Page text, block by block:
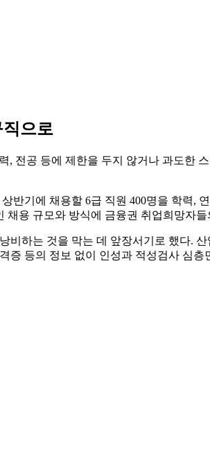
직으로
, 전공 등에 제한을 두지 않거나 과도한
반기에 채용할 6급 직원 400명을 학력,
용 규모와 방식에 금융권 취업희망자
하는 것을 막는 데 앞장서기로 했다.
증 등의 정보 없이 인성과 적성검사 심